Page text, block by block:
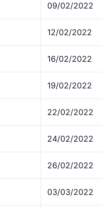
09/02/2022
12/02/2022
16/02/2022
19/02/2022
22/02/2022
24/02/2022
26/02/2022
03/03/2022